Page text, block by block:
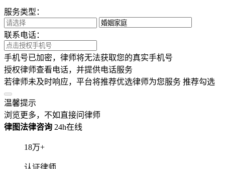
服务类型：
联系电话：
手机号已加密，律师将无法获取您的真实手机号
授权律师查看电话，并提供电话服务
若律师未及时响应，平台将推荐优选律师为您服务 推荐勾选
温馨提示
浏览更多，不如直接问律师
律图法律咨询 24h在线
18万+
认证律师